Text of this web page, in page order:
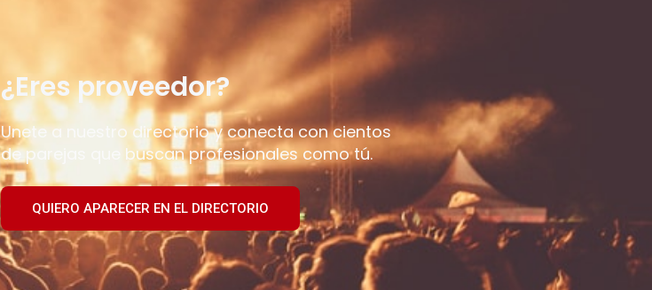
¿Eres proveedor?
Unete a nuestro directorio y conecta con cientos
de parejas que buscan profesionales como tú.
QUIERO APARECER EN EL DIRECTORIO